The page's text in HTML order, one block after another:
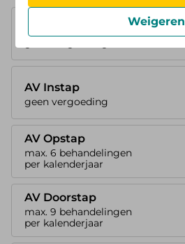
AV Instap
geen vergoeding
AV Opstap
max. 6 behandelingen
per kalenderjaar
AV Doorstap
max. 9 behandelingen
per kalenderjaar
Weigeren